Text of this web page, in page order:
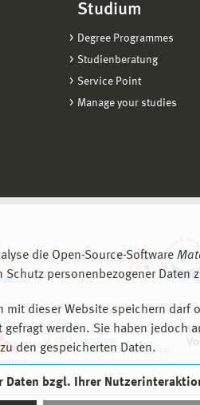
die Open-Source-Software
personenbezogener Daten
dieser Website speichern darf
werden. Sie haben jedoch
den gespeicherten Daten.
bzgl. Ihrer
Studium
Degree Programmes
Studienberatung
Service Point
Manage your studies